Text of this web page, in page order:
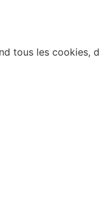
tous les cookies,